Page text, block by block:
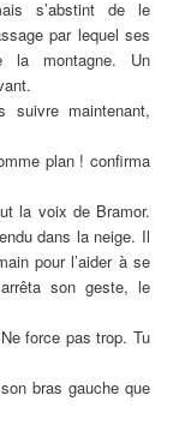
s’abstint de le
par lequel ses
la montagne. Un
maintenant,
plan ! confirma
la voix de Bramor.
dans la neige. Il
pour l’aider à se
son geste, le
force pas trop. Tu
bras gauche que